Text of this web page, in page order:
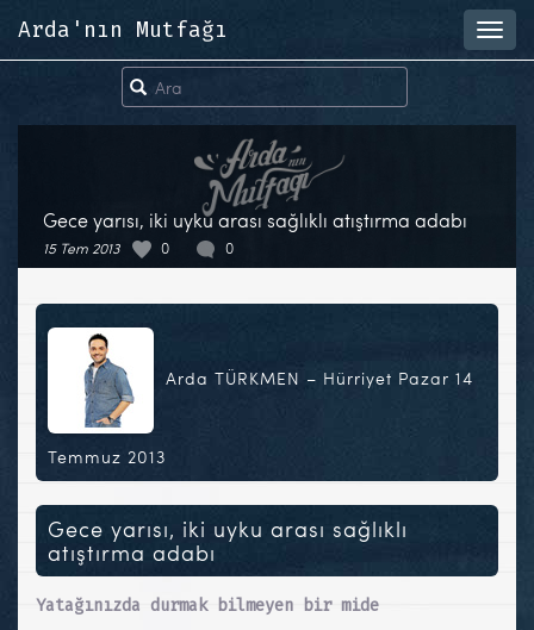
Arda'nın Mutfağı
Gece yarısı, iki uyku arası sağlıklı atıştırma adabı
15 Tem 2013 0 0
Arda TÜRKMEN – Hürriyet Pazar 14
Temmuz 2013
Gece yarısı, iki uyku arası sağlıklı
atıştırma adabı
Yatağınızda durmak bilmeyen bir mide